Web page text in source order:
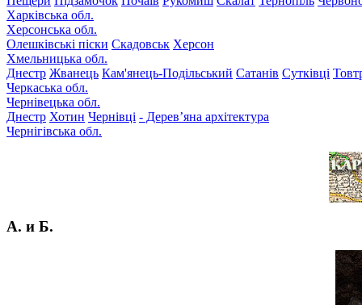
Харківська обл.
Херсонська обл.
Олешківські піски Скадовськ Херсон
Хмельницька обл.
Днестр Жванець Кам'янець-Подільський Сатанів Сутківці
Черкаська обл.
Чернівецька обл.
Днестр Хотин Чернівці - Дерев’яна архітектура
Чернігівська обл.
А. и Б.